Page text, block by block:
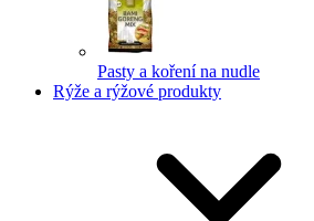
Pasty a koření na nudle
Rýže a rýžové produkty